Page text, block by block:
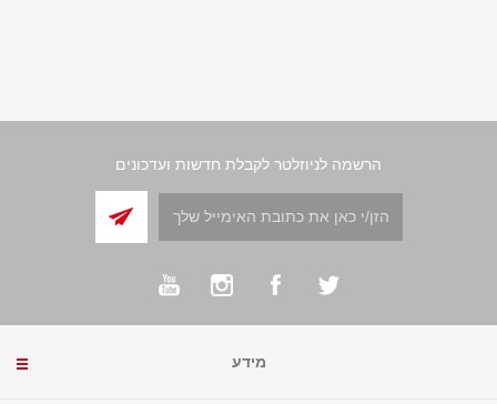
הרשמה לניוזלטר לקבלת חדשות ועדכונים
מידע